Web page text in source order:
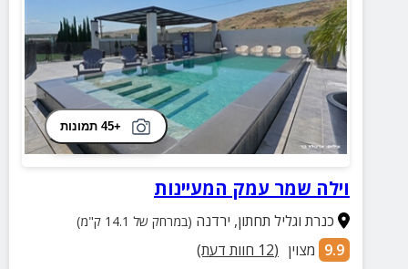
+45 תמונות
וילה שמר עמק המעיינות
כנרת וגליל תחתון, ירדנה (במרחק של 14.1 ק"מ)
9.9 מצוין (
12 חוות דעת)